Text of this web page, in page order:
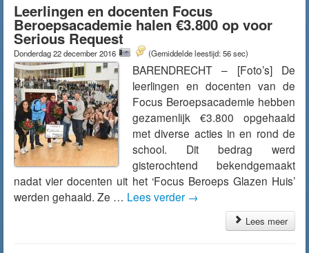
Leerlingen en docenten Focus
Beroepsacademie halen €3.800 op voor
Serious Request
Donderdag 22 december 2016 (Gemiddelde leestijd: 56 sec)
BARENDRECHT – [Foto’s] De
leerlingen en docenten van de
Focus Beroepsacademie hebben
gezamenlijk €3.800 opgehaald
met diverse acties in en rond de
school. Dit bedrag werd
gisterochtend bekendgemaakt
nadat vier docenten uit het ‘Focus Beroeps Glazen Huis’
werden gehaald. Ze … Lees verder →
Lees meer